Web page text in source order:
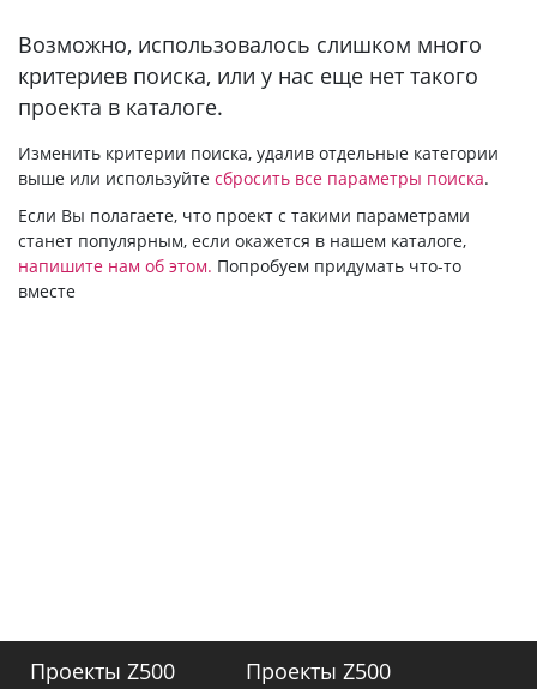
Bозможно, использовалось слишком много
критериев поиска, или у нас еще нет такого
проекта в каталоге.
Изменить критерии поиска, удалив отдельные категории
выше или используйте сбросить все параметры поиска.
Если Вы полагаете, что проект с такими параметрами
станет популярным, если окажется в нашем каталоге,
напишите нам об этом. Попробуем придумать что-то
вместе
Проекты Z500 Проекты Z500